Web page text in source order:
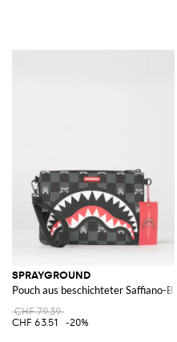
SPRAYGROUND
Pouch aus beschichteter Saffiano-
CHF 79.39
CHF 63.51
-20%